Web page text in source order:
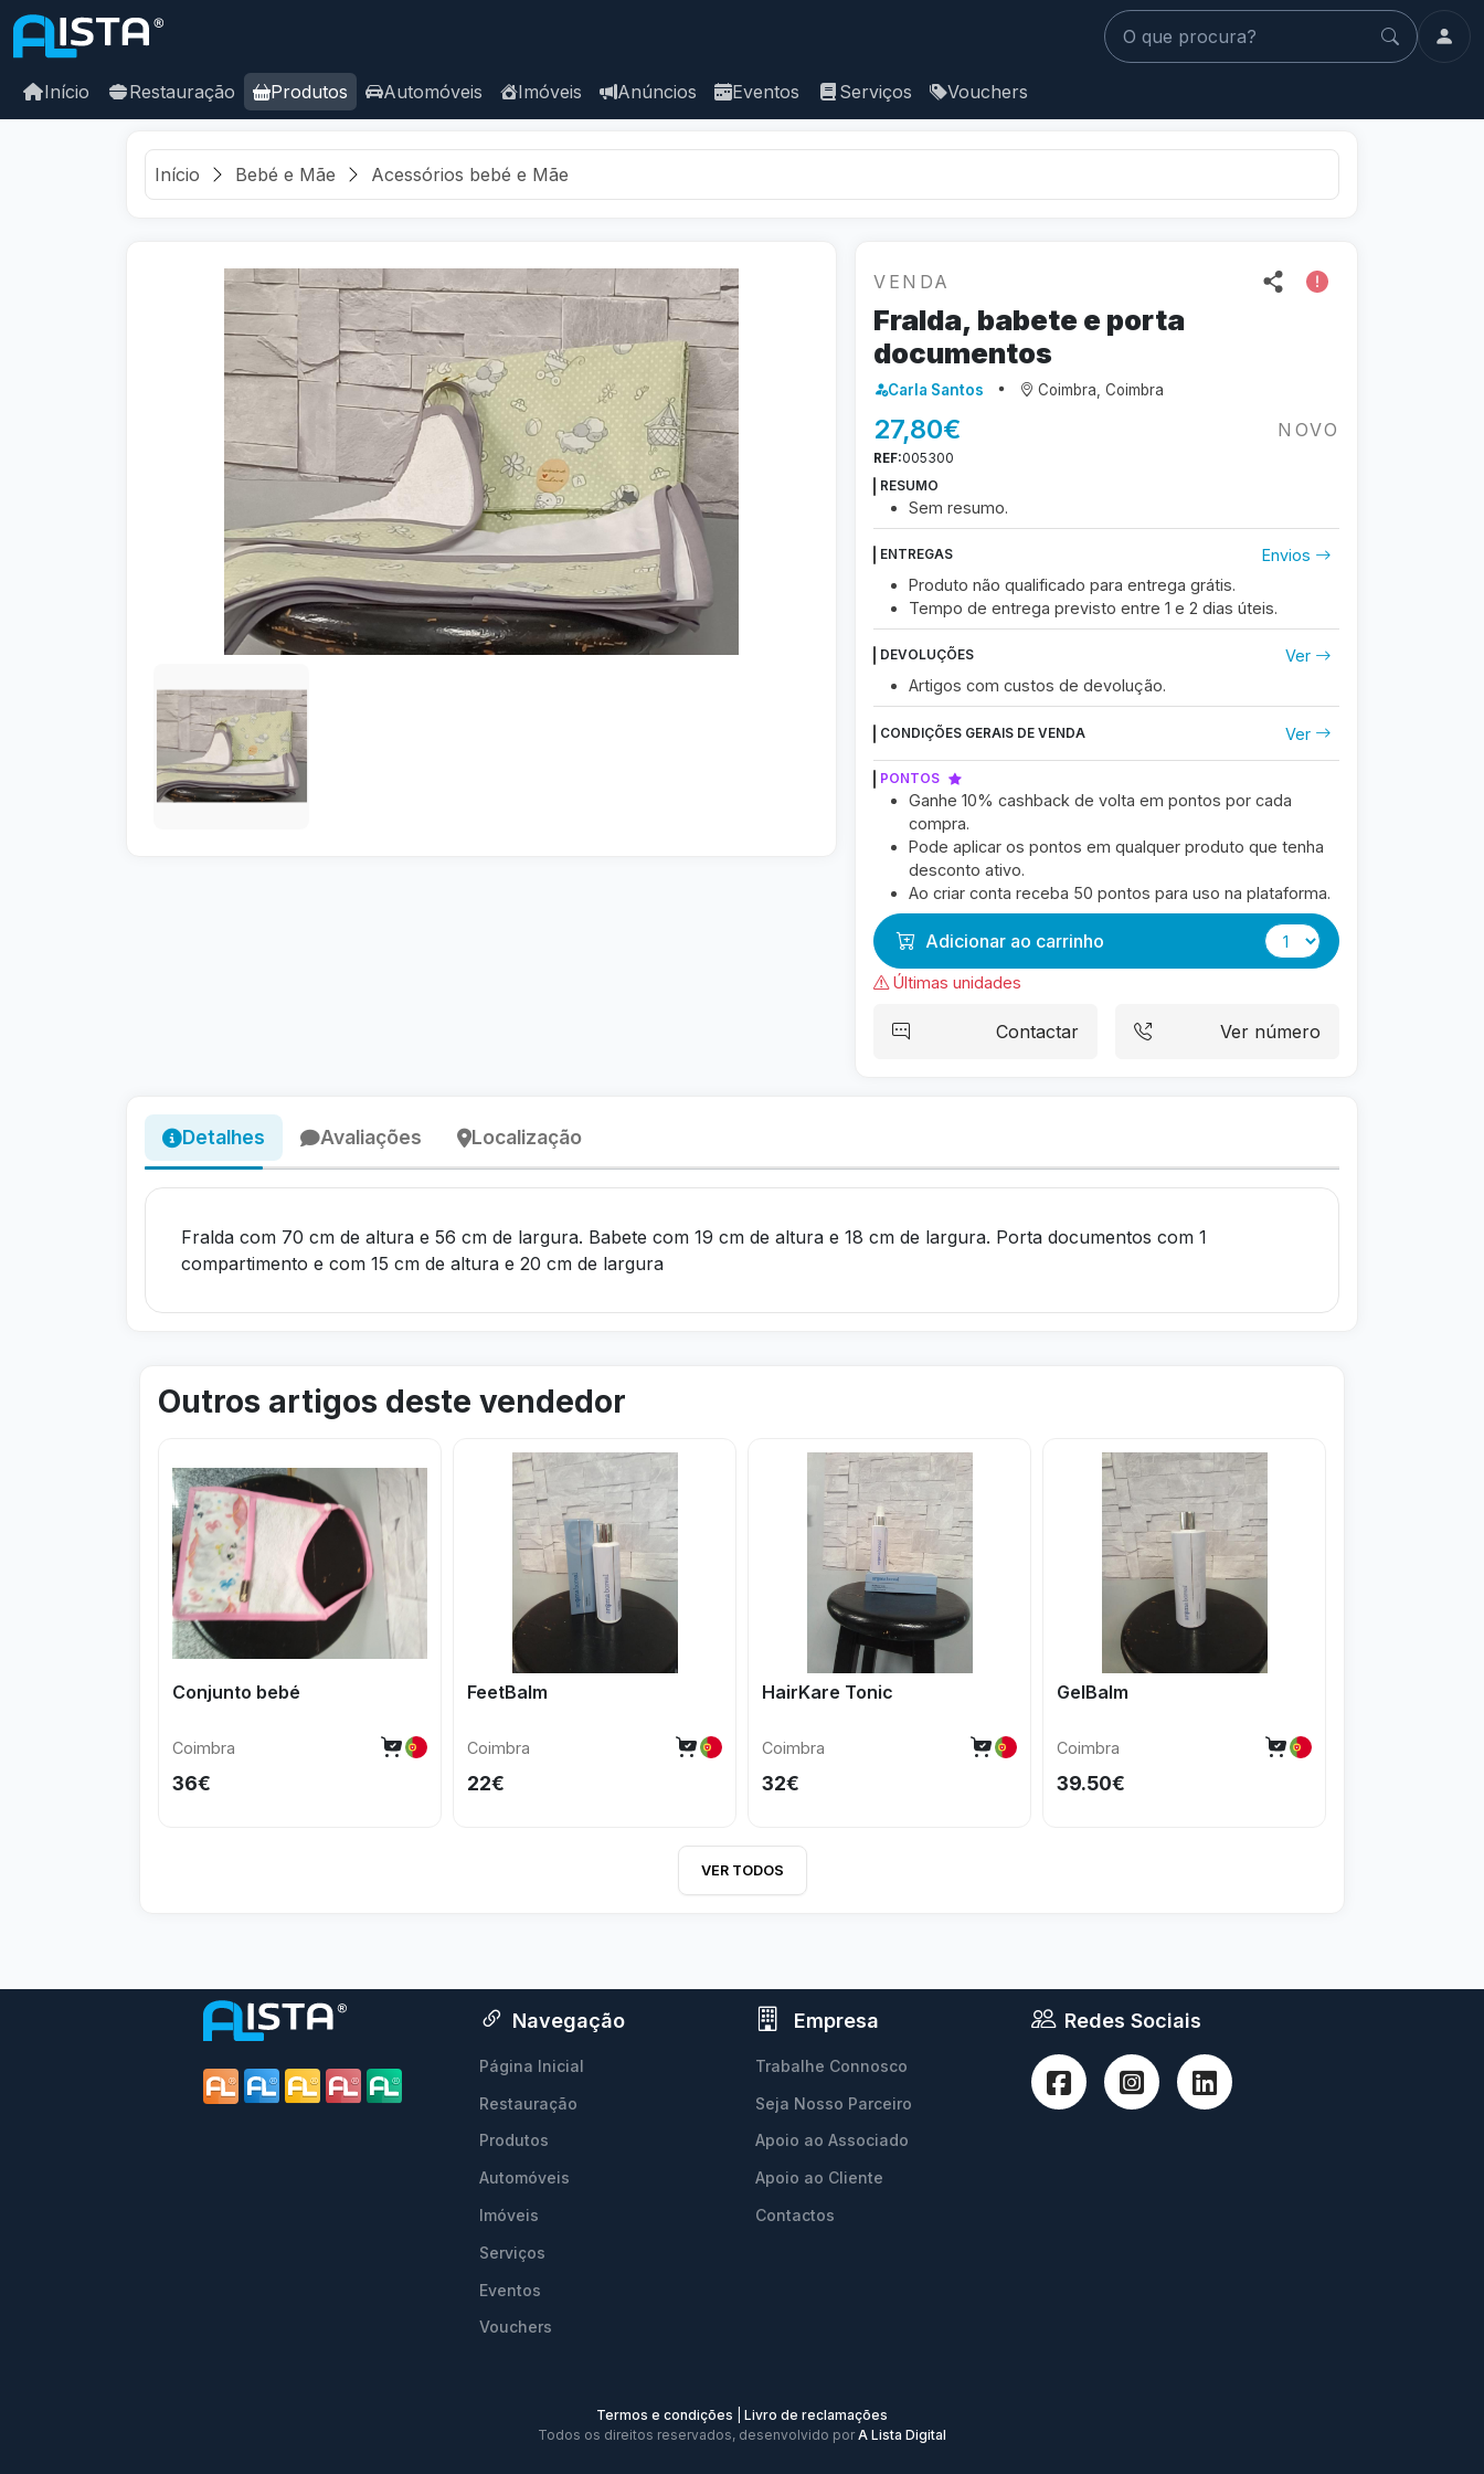
O que procura?
Início Restauração Produtos Automóveis Imóveis Anúncios Eventos Serviços Vouchers
Início Bebé e Mãe Acessórios bebé e Mãe
VENDA
Fralda, babete e porta
documentos
Carla Santos Coimbra, Coimbra
27,80€ NOVO
REF:005300
RESUMO
Sem resumo.
ENTREGAS
Envios
Produto não qualificado para entrega grátis.
Tempo de entrega previsto entre1 e 2 dias úteis.
DEVOLUÇÕES
Ver
Artigos com custos de devolução.
CONDIÇÕES GERAIS DE VENDA Ver
PONTOS
Ganhe 10% cashback de volta em pontos por cada
compra.
Pode aplicar os pontos em qualquer produto que tenha
desconto ativo.
Ao criar conta receba 50 pontos para uso na plataforma.
Adicionar ao carrinho
Últimas unidades
Contactar Ver número
Detalhes Avaliações Localização
Fralda com 70 cm de altura e 56 cm de largura. Babete com 19 cm de altura e 18 cm de largura. Porta documentos com 1
compartimento e com 15 cm de altura e 20 cm de largura
Outros artigos deste vendedor
Conjunto bebé
Coimbra
36€
FeetBalm
Coimbra
22€
HairKare Tonic
Coimbra
32€
GelBalm
Coimbra
39.50€
VER TODOS
Navegação
Página Inicial
Restauração
Produtos
Automóveis
Imóveis
Serviços
Eventos
Vouchers
Empresa
Trabalhe Connosco
Seja Nosso Parceiro
Apoio ao Associado
Apoio ao Cliente
Contactos
Redes Sociais
Termos e condições
Livro de reclamações
Todos os direitos reservados, desenvolvido porA Lista Digital